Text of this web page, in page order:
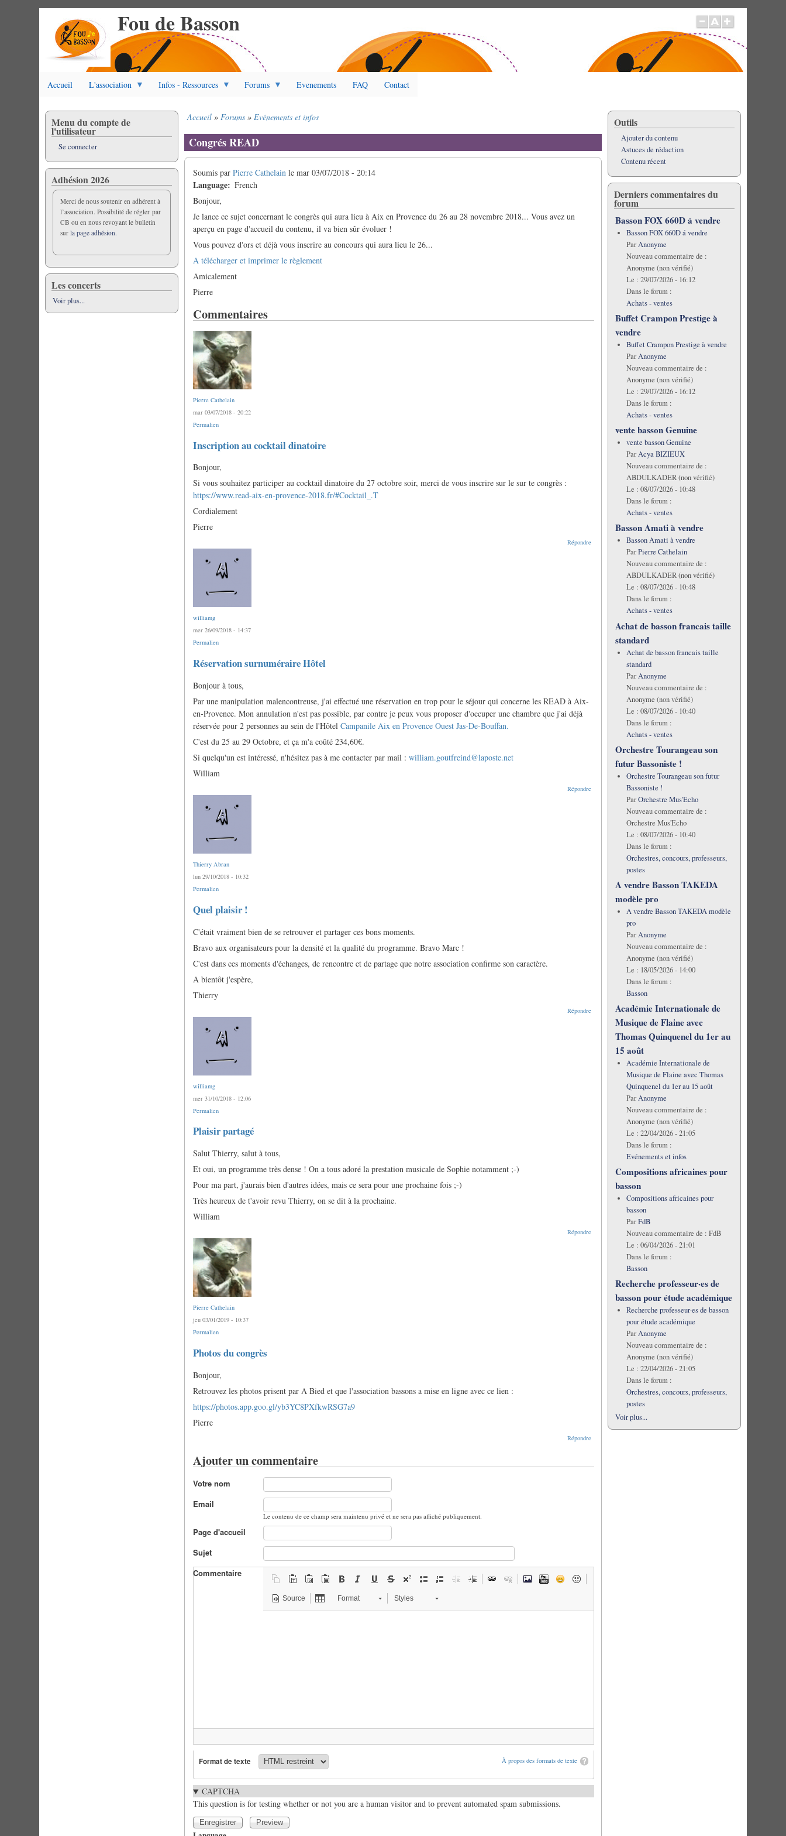
Fou de Basson
Accueil L'association Infos - Ressources Forums Evenements FAQ Contact
d'Ariane
Accueil Forums Evénements et infos
Congrés READ
Soumis parPierre Cathelain lemar 03/07/2018 - 20:14
Language
French
Bonjour,
Je lance ce sujet concernant le congrès qui aura lieu à Aix en Provence du 26 au 28 novembre 2018... Vous avez un
aperçu en page d'accueil du contenu, il va bien sûr évoluer !
Vous pouvez d'ors et déjà vous inscrire au concours qui aura lieu le 26...
A télécharger et imprimer le règlement
Amicalement
Pierre
Commentaires
Pierre Cathelain
mar 03/07/2018 - 20:22
Permalien
Inscription au cocktail dinatoire
Bonjour,
Si vous souhaitez participer au cocktail dinatoire du 27 octobre soir, merci de vous inscrire sur le sur te congrès :
https://www.read-aix-en-provence-2018.fr/#Cocktail_.T
Cordialement
Pierre
Répondre
williamg
mer 26/09/2018 - 14:37
Permalien
Réservation surnuméraire Hôtel
Bonjour à tous,
Par une manipulation malencontreuse, j'ai effectué une réservation en trop pour le séjour qui concerne les READ à Aix-
en-Provence. Mon annulation n'est pas possible, par contre je peux vous proposer d'occuper une chambre que j'ai déjà
réservée pour 2 personnes au sein de l'HôtelCampanile Aix en Provence Ouest Jas-De-Bouffan.
C'est du 25 au 29 Octobre, et ça m'a coûté 234,60€.
Si quelqu'un est intéressé, n'hésitez pas à me contacter par mail :william.goutfreind@laposte.net
William
Répondre
Thierry Abran
lun 29/10/2018 - 10:32
Permalien
Quel plaisir !
C'était vraiment bien de se retrouver et partager ces bons moments.
Bravo aux organisateurs pour la densité et la qualité du programme. Bravo Marc !
C'est dans ces moments d'échanges, de rencontre et de partage que notre association confirme son caractère.
A bientôt j'espère,
Thierry
Répondre
williamg
mer 31/10/2018 - 12:06
Permalien
Plaisir partagé
Salut Thierry, salut à tous,
Et oui, un programme très dense ! On a tous adoré la prestation musicale de Sophie notamment ;-)
Pour ma part, j'aurais bien d'autres idées, mais ce sera pour une prochaine fois ;-)
Très heureux de t'avoir revu Thierry, on se dit à la prochaine.
William
Répondre
Pierre Cathelain
jeu 03/01/2019 - 10:37
Permalien
Photos du congrès
Bonjour,
Retrouvez les photos prisent par A Bied et que l'association bassons a mise en ligne avec ce lien :
https://photos.app.goo.gl/yb3YC8PXfkwRSG7a9
Pierre
Répondre
Ajouter un commentaire
Votre nom
Email
Le contenu de ce champ sera maintenu privé et ne sera pas affiché publiquement.
Page d'accueil
Sujet
Commentaire
Source Format Styles
À propos des formats de texte
Format de texte
CAPTCHA
This question is for testing whether or not you are a human visitor and to prevent automated spam submissions.
Menu du compte de
l'utilisateur
Se connecter
Adhésion 2026
Merci de nous soutenir en adhérent à
l’association. Possibilité de régler par
CB ou en nous revoyant le bulletin
surla page adhésion.
Les concerts
Voir plus...
Outils
Ajouter du contenu
Astuces de rédaction
Contenu récent
Derniers commentaires du
forum
Basson FOX 660D á vendre
Basson FOX 660D á vendre
ParAnonyme
Nouveau commentaire de :
Anonyme (non vérifié)
Le : 29/07/2026 - 16:12
Dans le forum :
Achats - ventes
Buffet Crampon Prestige à
vendre
Buffet Crampon Prestige à vendre
ParAnonyme
Nouveau commentaire de :
Anonyme (non vérifié)
Le : 29/07/2026 - 16:12
Dans le forum :
Achats - ventes
vente basson Genuine
vente basson Genuine
ParAcya BIZIEUX
Nouveau commentaire de :
ABDULKADER (non vérifié)
Le : 08/07/2026 - 10:48
Dans le forum :
Achats - ventes
Basson Amati à vendre
Basson Amati à vendre
ParPierre Cathelain
Nouveau commentaire de :
ABDULKADER (non vérifié)
Le : 08/07/2026 - 10:48
Dans le forum :
Achats - ventes
Achat de basson francais taille
standard
Achat de basson francais taille
standard
ParAnonyme
Nouveau commentaire de :
Anonyme (non vérifié)
Le : 08/07/2026 - 10:40
Dans le forum :
Achats - ventes
Orchestre Tourangeau son
futur Bassoniste !
Orchestre Tourangeau son futur
Bassoniste !
ParOrchestre Mus'Echo
Nouveau commentaire de :
Orchestre Mus'Echo
Le : 08/07/2026 - 10:40
Dans le forum :
Orchestres, concours, professeurs,
postes
A vendre Basson TAKEDA
modèle pro
A vendre Basson TAKEDA modèle
pro
ParAnonyme
Nouveau commentaire de :
Anonyme (non vérifié)
Le : 18/05/2026 - 14:00
Dans le forum :
Basson
Académie Internationale de
Musique de Flaine avec
Thomas Quinquenel du 1er au
15 août
Académie Internationale de
Musique de Flaine avec Thomas
Quinquenel du 1er au 15 août
ParAnonyme
Nouveau commentaire de :
Anonyme (non vérifié)
Le : 22/04/2026 - 21:05
Dans le forum :
Evénements et infos
Compositions africaines pour
basson
Compositions africaines pour
basson
ParFdB
Nouveau commentaire de : FdB
Le : 06/04/2026 - 21:01
Dans le forum :
Basson
Recherche professeur·es de
basson pour étude académique
Recherche professeur·es de basson
pour étude académique
ParAnonyme
Nouveau commentaire de :
Anonyme (non vérifié)
Le : 22/04/2026 - 21:05
Dans le forum :
Orchestres, concours, professeurs,
postes
Voir plus...